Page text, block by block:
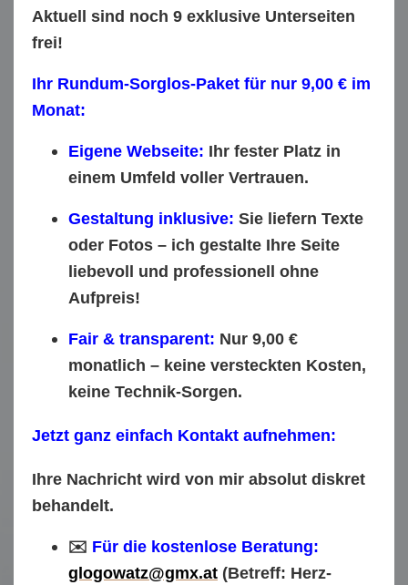
Aktuell sind noch 9 exklusive Unterseiten
frei!
Ihr Rundum-Sorglos-Paket für nur 9,00 € im
Monat:
Eigene Webseite: Ihr fester Platz in
einem Umfeld voller Vertrauen.
Gestaltung inklusive: Sie liefern Texte
oder Fotos – ich gestalte Ihre Seite
liebevoll und professionell ohne
Aufpreis!
Fair & transparent: Nur 9,00 €
monatlich – keine versteckten Kosten,
keine Technik-Sorgen.
Jetzt ganz einfach Kontakt aufnehmen:
Ihre Nachricht wird von mir absolut diskret
behandelt.
✉️ Für die kostenlose Beratung:
glogowatz@gmx.at (Betreff: Herz-